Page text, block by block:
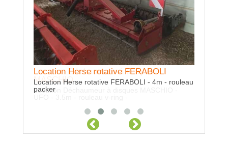
Location Herse rotative FERABOLI
Location Herse rotative FERABOLI - 4m - rouleau
packer
Location Déchaumeur à disques
MASCHIO
Location Déchaumeur à disques MASCHIO -